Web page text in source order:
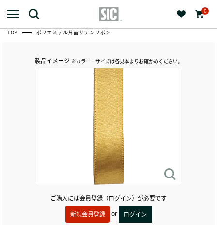
0
TOP ポリエステル片面サテンリボン
製品イメージ ※カラー・サイズは各見本よりお確かめください。
ご購入には会員登録（ログイン）が必要です
新規会員登録
or
ログイン